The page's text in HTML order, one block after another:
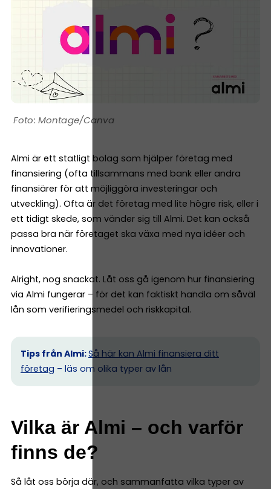
Montage/Canva
Almi är ett statligt bolag som hjälper företag med
finansiering (ofta tillsammans med bank eller andra
finansiärer för att möjliggöra investeringar och
utveckling). Ofta är det företag med lite högre risk, eller i
ett tidigt skede, som vänder sig till Almi. Det kan också
passa bra när företaget ska växa med nya idéer och
innovationer.
Alright, nog snackat. Låt oss gå igenom hur finansiering
via Almi fungerar – för det kan faktiskt handla om såväl
lån som verifieringsmedel och riskkapital.
Tips från Almi:Så här kan Almi finansiera ditt
företag – läs om olika typer av lån
Vilka är Almi – och varför
finns de?
Så låt oss börja där, och sammanfatta vilka typer av